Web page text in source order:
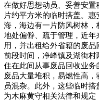
在做好思想动员、妥善安
片约平方米的临时搭盖。
海，海边有一片防风树林
地处偏僻、疏于管理，近
用，并出租给外省籍的废品
前段时间，净峰镇及湖街村
住在此间从事废品回收业
废品大量堆积，易燃性高
员混杂。此外，这些临时
为木麻黄守相关法律和规